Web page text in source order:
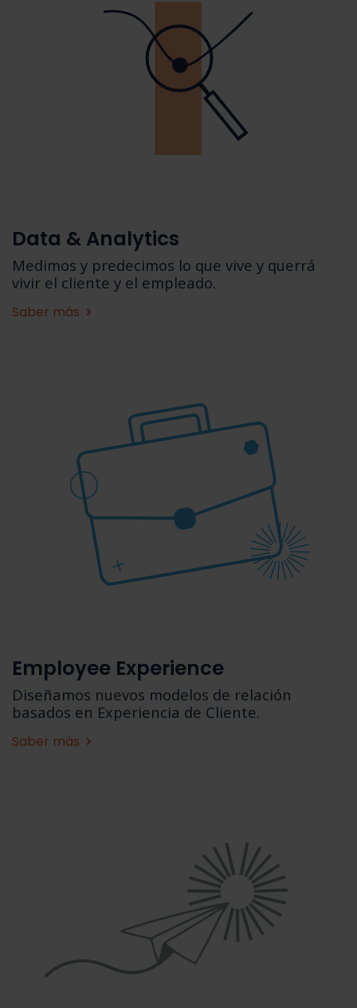
Data & Analytics
Medimos y predecimos lo que vive y querrá
vivir el cliente y el empleado.
Saber más
Employee Experience
Diseñamos nuevos modelos de relación
basados en Experiencia de Cliente.
Saber más